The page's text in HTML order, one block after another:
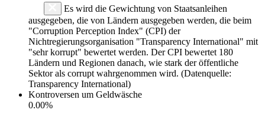
Es wird die Gewichtung von Staatsanleihen
ausgegeben, die von Ländern ausgegeben werden, die beim
"Corruption Perception Index" (CPI) der
Nichtregierungsorganisation "Transparency International" mit
"sehr korrupt" bewertet werden. Der CPI bewertet 180
Ländern und Regionen danach, wie stark der öffentliche
Sektor als corrupt wahrgenommen wird. (Datenquelle:
Transparency International)
Kontroversen um Geldwäsche
0.00%